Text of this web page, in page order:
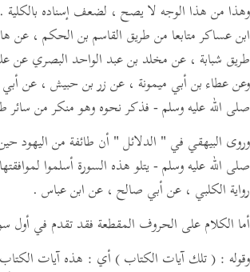
وهذا من هذا الوجه لا يصح ، لضعف إسناده بالكلية
ابن عساكر متابعا من طريق القاسم بن الحكم ، عن
طريق شبابة ، عن مخلد بن عبد الواحد البصري عن
وعن عطاء بن أبي ميمونة ، عن زر بن حبيش ، عن
صلى الله عليه وسلم - فذكر نحوه وهو منكر من سائر
وروى البيهقي في " الدلائل " أن طائفة من اليهود
صلى الله عليه وسلم - يتلو هذه السورة أسلموا
رواية الكلبي ، عن أبي صالح ، عن ابن عباس .
أما الكلام على الحروف المقطعة فقد تقدم في أول
وقوله : ( تلك آيات الكتاب ) أي : هذه آيات الكتاب